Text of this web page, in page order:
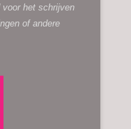
voor het schrijven
of andere